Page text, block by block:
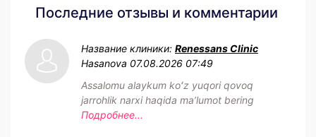
Последние отзывы и комментарии
Название клиники: Renessans Clinic
Hasanova 07.08.2026 07:49
Assalomu alaykum koʻz yuqori qovoq
jarrohlik narxi haqida maʼlumot bering
Подробнее...